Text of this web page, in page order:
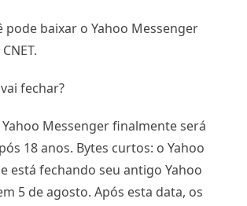
pode baixar o Yahoo Messenger
fechar?
Messenger finalmente será
18 anos. Bytes curtos: o Yahoo
está fechando seu antigo Yahoo
5 de agosto. Após esta data, os